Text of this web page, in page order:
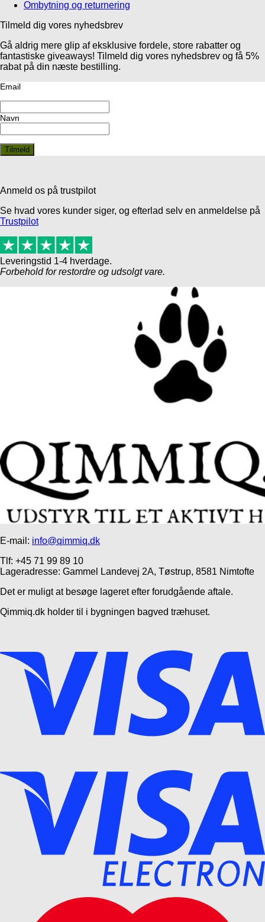
Ombytning og returnering
Tilmeld dig vores nyhedsbrev
Gå aldrig mere glip af eksklusive fordele, store rabatter og
fantastiske giveaways! Tilmeld dig vores nyhedsbrev og få 5%
rabat på din næste bestilling.
Email
Navn
Anmeld os på trustpilot
Se hvad vores kunder siger, og efterlad selv en anmeldelse på
Trustpilot
Leveringstid 1-4 hverdage.
Forbehold for restordre og udsolgt vare.
E-mail: info@qimmiq.dk
Tlf: +45 71 99 89 10
Lageradresse: Gammel Landevej 2A, Tøstrup, 8581 Nimtofte
Det er muligt at besøge lageret efter forudgående aftale.
Qimmiq.dk holder til i bygningen bagved træhuset.